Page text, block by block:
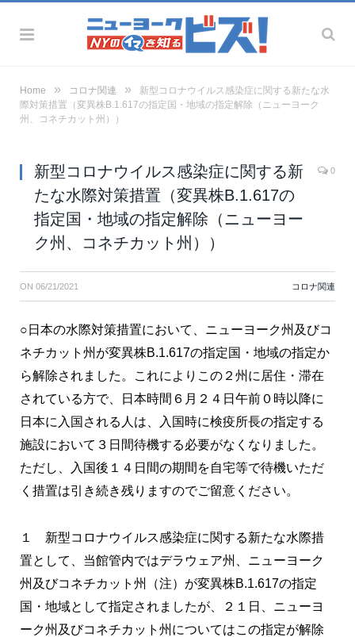
Home » コロナ関連 »
新型コロナウイルス感染症に関する新たな水
際対策措置（変異株B.1.617の指定国・地域の指定解除（ニューヨーク
州、コネチカット州））
新型コロナウイルス感染症に関する新
たな水際対策措置（変異株B.1.617の
指定国・地域の指定解除（ニューヨー
ク州、コネチカット州））
0
ON 06/21/2021 コロナ関連
○日本の水際対策措置において、ニューヨーク州及びコ
ネチカット州が変異株B.1.617の指定国・地域の指定か
ら解除されました。これによりこの２州に居住・滞在
されている方で、日本時間６月２４日午前０時以降に
日本に入国される人は、入国時に検疫所長の指定する
施設において３日間待機する必要がなくなりました。
ただし、入国後１４日間の期間を自宅等で待機いただ
く措置は引き続き残りますのでご留意ください。
１ 新型コロナウイルス感染症に関する新たな水際措
置として、当館管内ではデラウェア州、ニューヨーク
州及びコネチカット州（注）が変異株B.1.617の指定
国・地域として指定されましたが、２１日、ニューヨ
ーク州及びコネチカット州についてはこの指定が解除